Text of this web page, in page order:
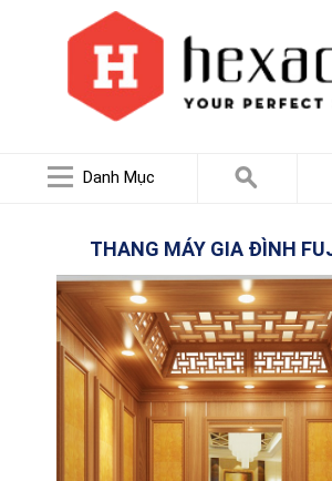
Danh Mục
THANG MÁY GIA ĐÌNH